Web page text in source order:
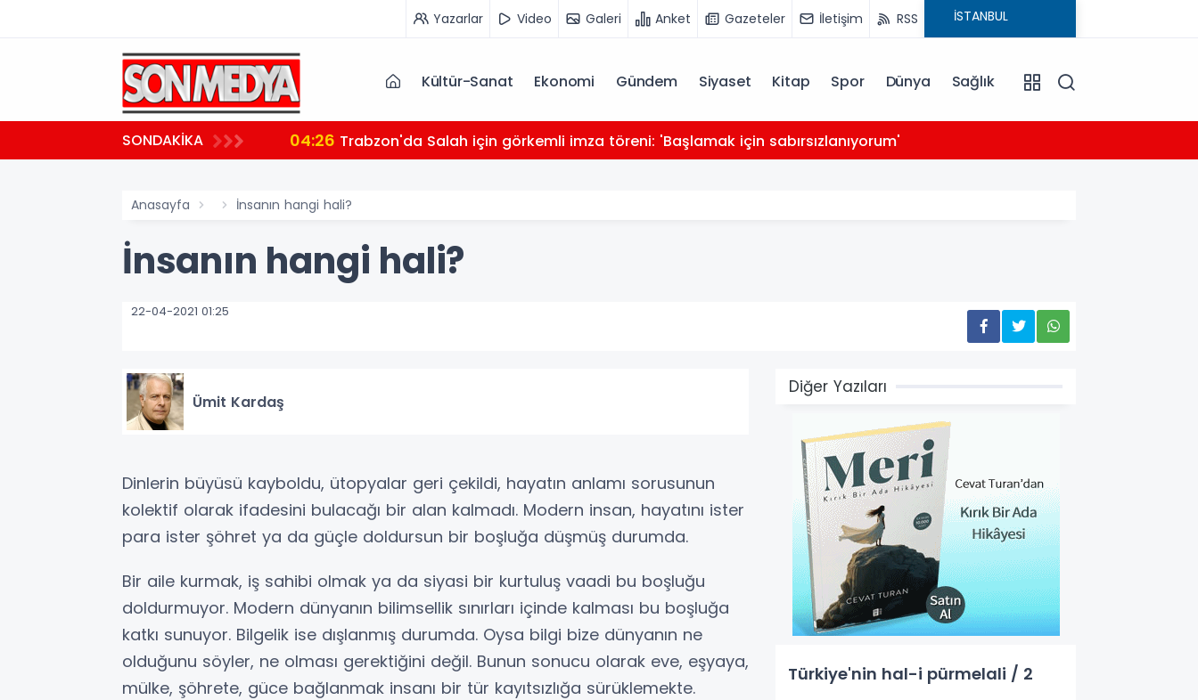
Yazarlar Video Galeri Anket Gazeteler İletişim RSS
Kültür-Sanat Ekonomi Gündem Siyaset Kitap Spor Dünya Sağlık
SONDAKİKA 04:26 Trabzon'da Salah için görkemli imza töreni: 'Başlamak için sabırsızlanıyorum'
Anasayfa İnsanın hangi hali?
İnsanın hangi hali?
22-04-2021 01:25
Ümit Kardaş
Dinlerin büyüsü kayboldu, ütopyalar geri çekildi, hayatın anlamı sorusunun
kolektif olarak ifadesini bulacağı bir alan kalmadı. Modern insan, hayatını ister
para ister şöhret ya da güçle doldursun bir boşluğa düşmüş durumda.
Bir aile kurmak, iş sahibi olmak ya da siyasi bir kurtuluş vaadi bu boşluğu
doldurmuyor. Modern dünyanın bilimsellik sınırları içinde kalması bu boşluğa
katkı sunuyor. Bilgelik ise dışlanmış durumda. Oysa bilgi bize dünyanın ne
olduğunu söyler, ne olması gerektiğini değil. Bunun sonucu olarak eve, eşyaya,
mülke, şöhrete, güce bağlanmak insanı bir tür kayıtsızlığa sürüklemekte.
Diğer Yazıları
Türkiye'nin hal-i pürmelali / 2